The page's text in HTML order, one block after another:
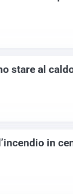
stare al
in